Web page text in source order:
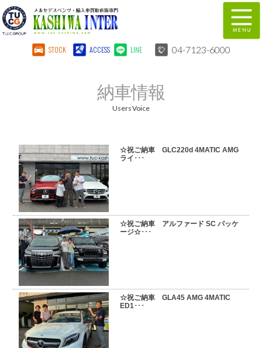
STOCK ACCESS LINE 04-7123-6000
全国納車
注文販売
柏インター買取事業部
リクルート
会社概要
スタッフブログ
ホーム
納車情報
Users Voice
☆祝ご納車 GLC220d 4MATIC AMG
ライ･･･
☆祝ご納車 アルファード SC パッケ
ージ☆･･･
☆祝ご納車 GLA45 AMG 4MATIC
ED1･･･